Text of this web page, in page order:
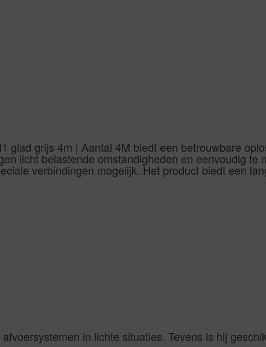
glad grijs 4m | Aantal 4M biedt een betrouwbare
licht belastende omstandigheden en eenvoudig te
verbindingen mogelijk. Het product biedt een
in lichte situaties. Tevens is hij